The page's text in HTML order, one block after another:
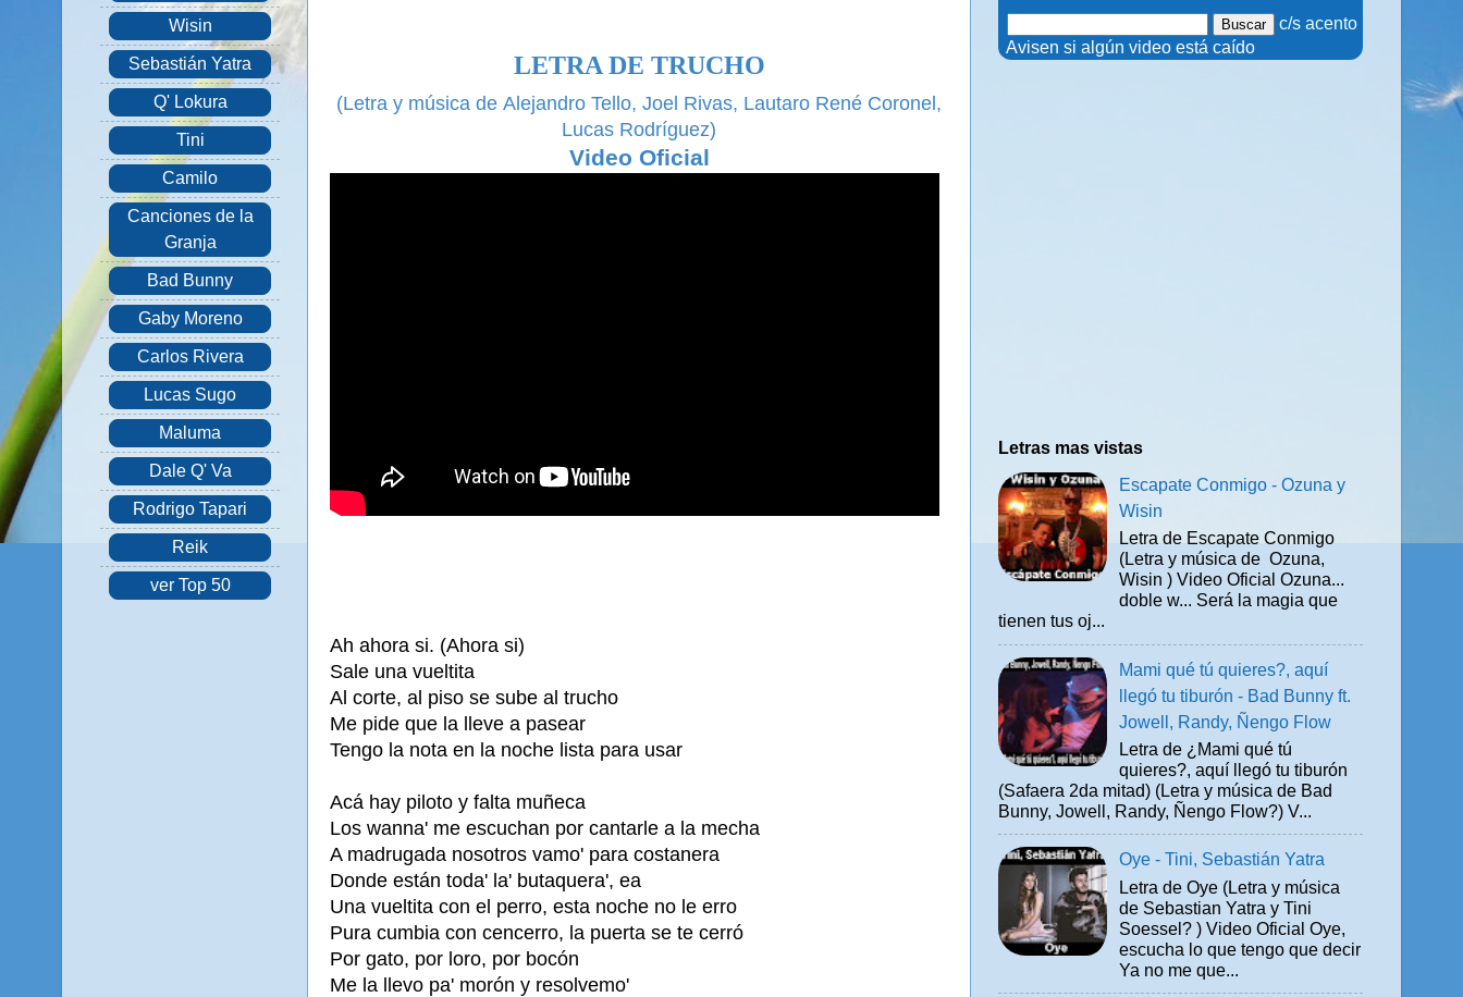
LETRA DE TRUCHO
(Letra y música de Alejandro Tello, Joel Rivas, Lautaro René Coronel,
Lucas Rodríguez)
Video Oficial
Ah ahora si. (Ahora si)
Sale una vueltita
Al corte, al piso se sube al trucho
Me pide que la lleve a pasear
Tengo la nota en la noche lista para usar
Acá hay piloto y falta muñeca
Los wanna' me escuchan por cantarle a la mecha
A madrugada nosotros vamo' para costanera
Donde están toda' la' butaquera', ea
Una vueltita con el perro, esta noche no le erro
Pura cumbia con cencerro, la puerta se te cerró
Por gato, por loro, por bocón
Me la llevo pa' morón y resolvemo'
Wisin
Sebastián Yatra
Q' Lokura
Tini
Camilo
Canciones de la
Granja
Bad Bunny
Gaby Moreno
Carlos Rivera
Lucas Sugo
Maluma
Dale Q' Va
Rodrigo Tapari
Reik
ver Top 50
c/s acento
. Avisen si algún video está caído
Letras mas vistas
Escapate Conmigo - Ozuna y
Wisin
Letra de Escapate Conmigo
(Letra y música de Ozuna,
Wisin ) Video Oficial Ozuna...
doble w... Será la magia que
tienen tus oj...
Mami qué tú quieres?, aquí
llegó tu tiburón - Bad Bunny ft.
Jowell, Randy, Ñengo Flow
Letra de ¿Mami qué tú
quieres?, aquí llegó tu tiburón
(Safaera 2da mitad) (Letra y música de Bad
Bunny, Jowell, Randy, Ñengo Flow?) V...
Oye - Tini, Sebastián Yatra
Letra de Oye (Letra y música
de Sebastian Yatra y Tini
Soessel? ) Video Oficial Oye,
escucha lo que tengo que decir
Ya no me que...